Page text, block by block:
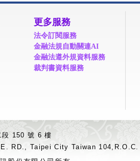
更多服務
法令訂閱服務
金融法規自動關連AI
金融法遵外規資料服務
裁判書資料服務
段 150 號 6 樓
RD., Taipei City Taiwan 104,R.O.C.